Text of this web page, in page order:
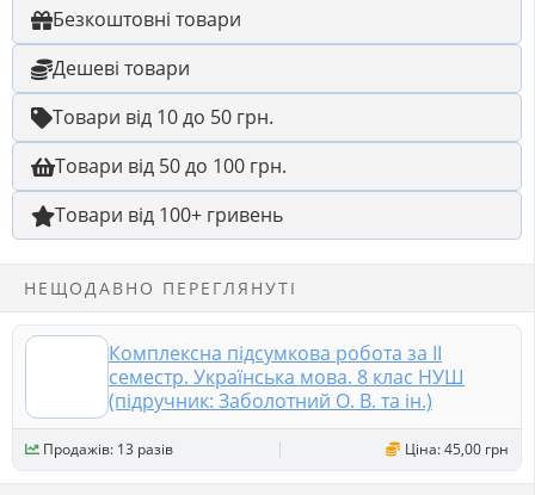
Безкоштовні товари
Дешеві товари
Товари від 10 до 50 грн.
Товари від 50 до 100 грн.
Товари від 100+ гривень
НЕЩОДАВНО ПЕРЕГЛЯНУТІ
Комплексна підсумкова робота за ІІ
семестр. Українська мова. 8 клас НУШ
(підручник: Заболотний О. В. та ін.)
Продажів: 13 разів Ціна: 45,00 грн